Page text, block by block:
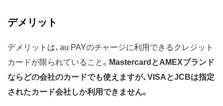
デメリット
デメリットは、au PAYのチャージに利用できるクレジット
カードが限られていること。 MastercardとAMEXブランド
ならどの会社のカードでも使えますが、VISAとJCBは指定
されたカード会社しか利用できません。